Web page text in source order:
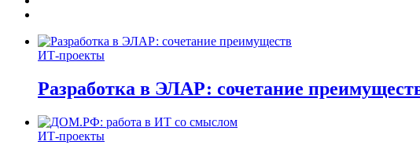
ИТ-проекты
Разработка в ЭЛАР: сочетание
ИТ-проекты